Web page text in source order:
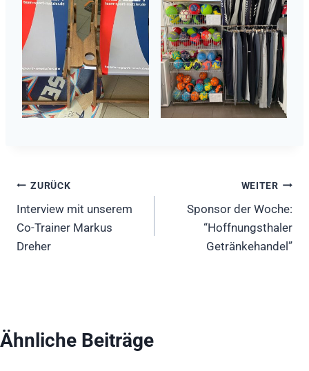
Beitragsnavigation
ZURÜCK
Interview mit unserem
Co-Trainer Markus
Dreher
WEITER
Sponsor der Woche:
“Hoffnungsthaler
Getränkehandel”
Ähnliche Beiträge